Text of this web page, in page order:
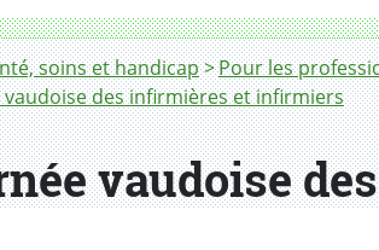
soins et handicap Pour les
vaudoise des infirmières et infirmiers
des infirmières et infirmiers :
vaudoise